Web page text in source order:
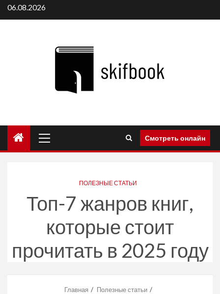
Перейти
к
06.08.2026
меню
Смотреть онлайн
ПОЛЕЗНЫЕ СТАТЬИ
Топ-7 жанров книг,
которые стоит
прочитать в 2025 году
Главная
Полезные статьи